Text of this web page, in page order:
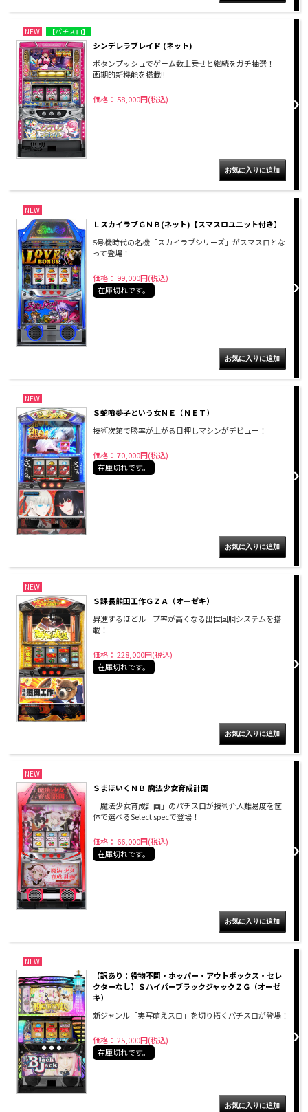
NEW 【パチスロ】
シンデレラブレイド (ネット)
ボタンプッシュでゲーム数上乗せと継続をガチ抽選！
画期的新機能を搭載!!
価格： 58,000円(税込)
NEW
ＬスカイラブＧＮＢ(ネット)【スマスロユニット付き】
5号機時代の名機「スカイラブシリーズ」がスマスロとな
って登場！
価格： 99,000円(税込)
在庫切れです。
NEW
Ｓ蛇喰夢子という女ＮＥ（ＮＥＴ）
技術次第で勝率が上がる目押しマシンがデビュー！
価格： 70,000円(税込)
在庫切れです。
NEW
Ｓ課長熊田工作ＧＺＡ（オーゼキ）
昇進するほどループ率が高くなる出世回胴システムを搭
載！
価格： 228,000円(税込)
在庫切れです。
NEW
ＳまほいくＮＢ 魔法少女育成計画
「魔法少女育成計画」のパチスロが技術介入難易度を筐
体で選べるSelect specで登場！
価格： 66,000円(税込)
在庫切れです。
NEW
【訳あり：役物不問・ホッパー・アウトボックス・セレ
クターなし】ＳハイパーブラックジャックＺＧ（オーゼ
キ）
新ジャンル「実写萌えスロ」を切り拓くパチスロが登場！
価格： 25,000円(税込)
在庫切れです。